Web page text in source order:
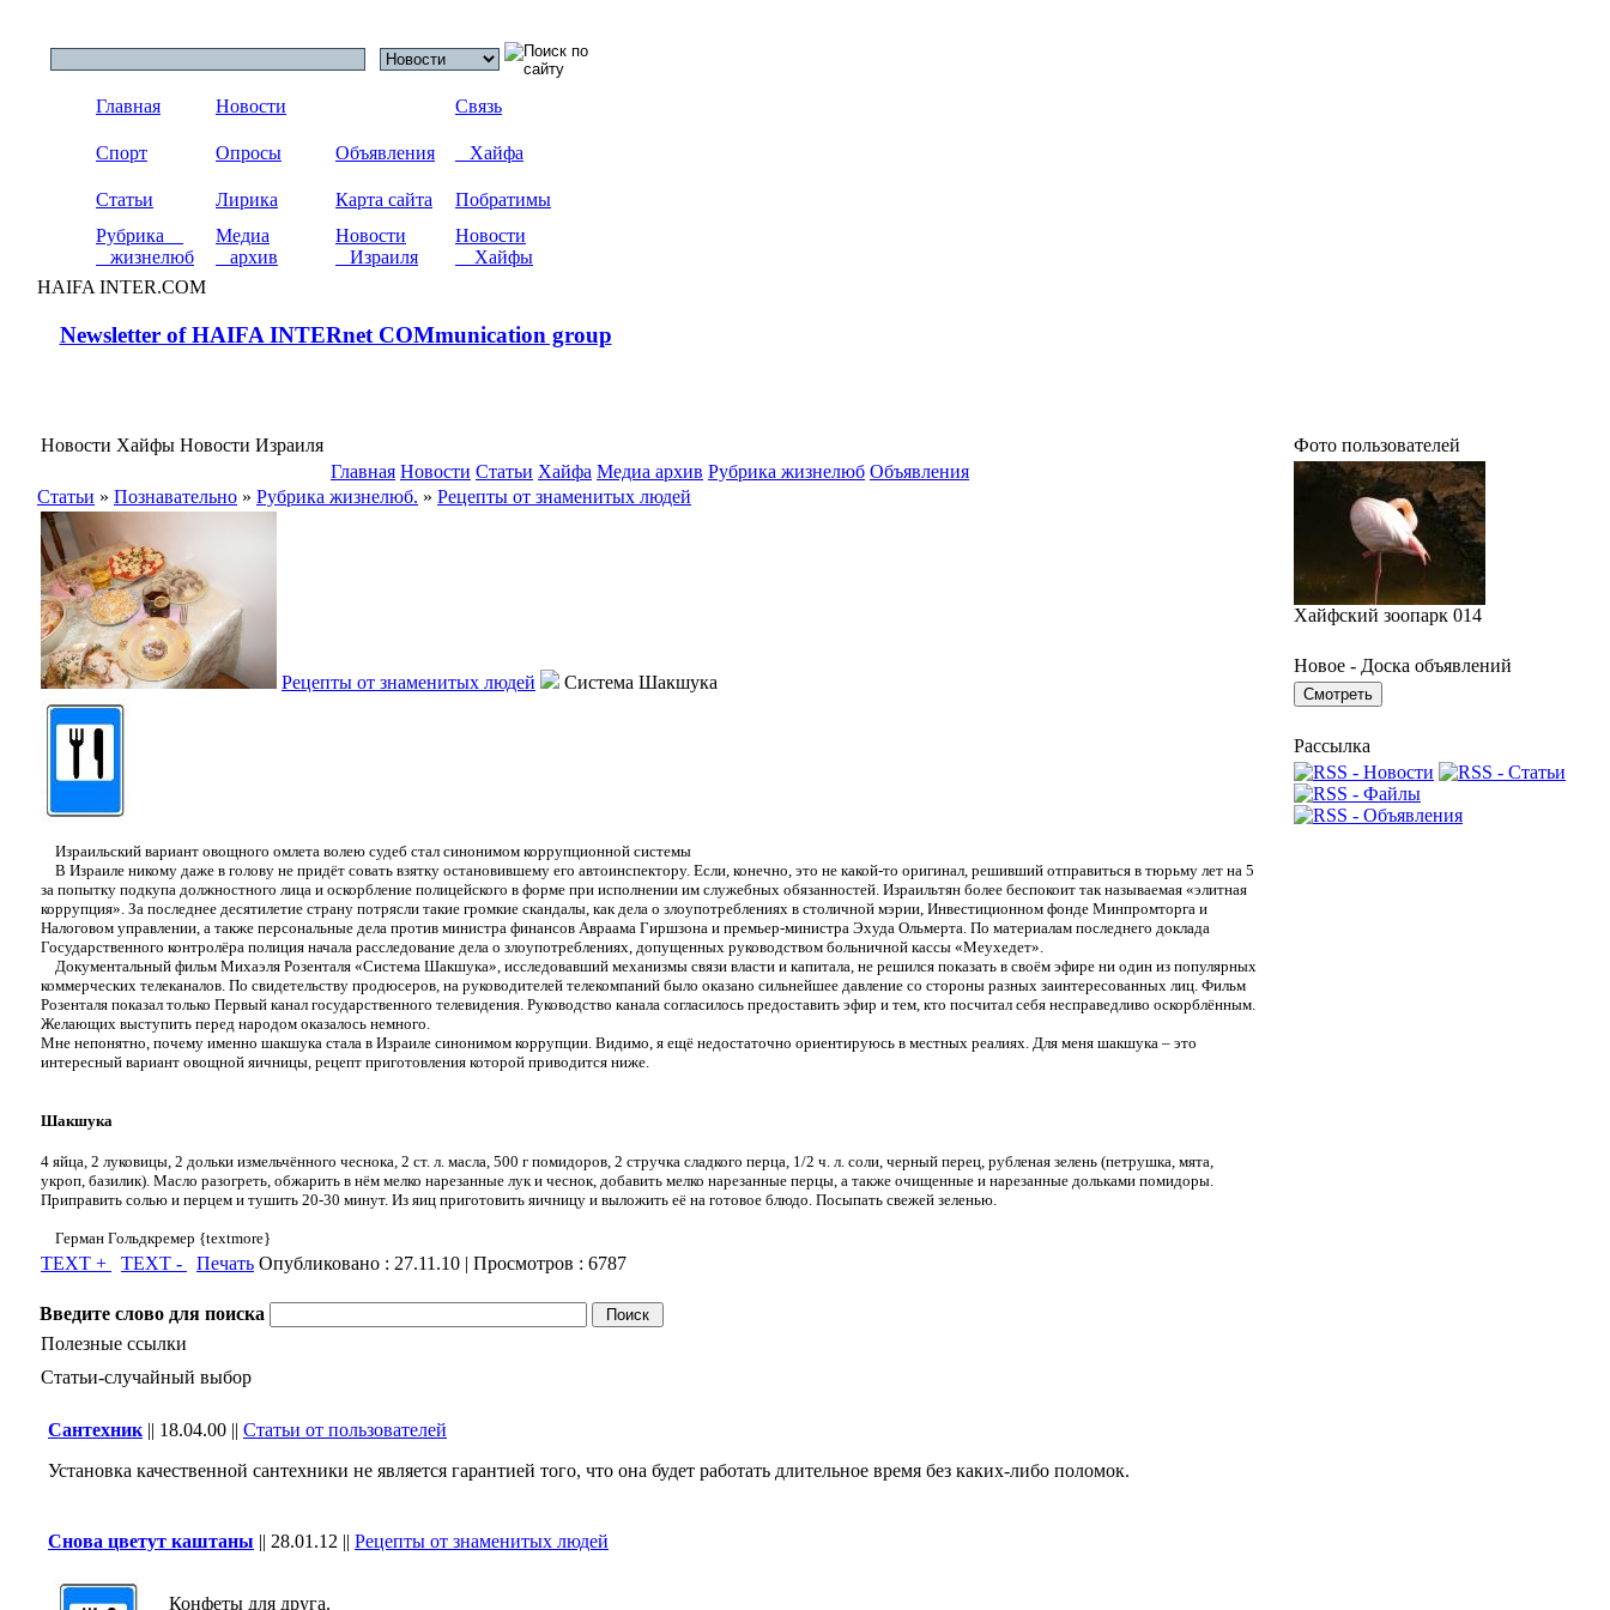
Главная Новости Связь
Спорт Опросы Объявления Хайфа
Статьи Лирика Карта сайта
Побратимы
Рубрика
жизнелюб
Медиа
архив
Новости
Израиля
Новости
Хайфы
HAIFA INTER.COM
Newsletter of HAIFA INTERnet COMmunication group
Новости Хайфы Новости Израиля
Главная Новости Статьи Хайфа Медиа архив Рубрика жизнелюб Объявления
Статьи » Познавательно » Рубрика жизнелюб. » Рецепты от знаменитых людей
Рецепты от знаменитых людей Система Шакшука
Израильский вариант овощного омлета волею судеб стал синонимом коррупционной системы
В Израиле никому даже в голову не придёт совать взятку остановившему его автоинспектору. Если, конечно, это не какой-то оригинал, решивший отправиться в тюрьму лет на 5
за попытку подкупа должностного лица и оскорбление полицейского в форме при исполнении им служебных обязанностей. Израильтян более беспокоит так называемая «элитная
коррупция». За последнее десятилетие страну потрясли такие громкие скандалы, как дела о злоупотреблениях в столичной мэрии, Инвестиционном фонде Минпромторга и
Налоговом управлении, а также персональные дела против министра финансов Авраама Гиршзона и премьер-министра Эхуда Ольмерта. По материалам последнего доклада
Государственного контролёра полиция начала расследование дела о злоупотреблениях, допущенных руководством больничной кассы «Меухедет».
Документальный фильм Михаэля Розенталя «Система Шакшука», исследовавший механизмы связи власти и капитала, не решился показать в своём эфире ни один из популярных
коммерческих телеканалов. По свидетельству продюсеров, на руководителей телекомпаний было оказано сильнейшее давление со стороны разных заинтересованных лиц. Фильм
Розенталя показал только Первый канал государственного телевидения. Руководство канала согласилось предоставить эфир и тем, кто посчитал себя несправедливо оскорблённым.
Желающих выступить перед народом оказалось немного.
Мне непонятно, почему именно шакшука стала в Израиле синонимом коррупции. Видимо, я ещё недостаточно ориентируюсь в местных реалиях. Для меня шакшука – это
интересный вариант овощной яичницы, рецепт приготовления которой приводится ниже.
Шакшука
4 яйца, 2 луковицы, 2 дольки измельчённого чеснока, 2 ст. л. масла, 500 г помидоров, 2 стручка сладкого перца, 1/2 ч. л. соли, черный перец, рубленая зелень (петрушка, мята,
укроп, базилик). Масло разогреть, обжарить в нём мелко нарезанные лук и чеснок, добавить мелко нарезанные перцы, а также очищенные и нарезанные дольками помидоры.
Приправить солью и перцем и тушить 20-30 минут. Из яиц приготовить яичницу и выложить её на готовое блюдо. Посыпать свежей зеленью.
Герман Гольдкремер {textmore}
TEXT + TEXT - Печать Опубликовано : 27.11.10 | Просмотров : 6787
Введите слово для поиска
Полезные ссылки
Статьи-случайный выбор
Сантехник || 18.04.00 || Статьи от пользователей
Установка качественной сантехники не является гарантией того, что она будет работать длительное время без каких-либо поломок.
Снова цветут каштаны || 28.01.12 || Рецепты от знаменитых людей
Конфеты для друга.
Фото пользователей
Хайфский зоопарк 014
Новое - Доска объявлений
Рассылка